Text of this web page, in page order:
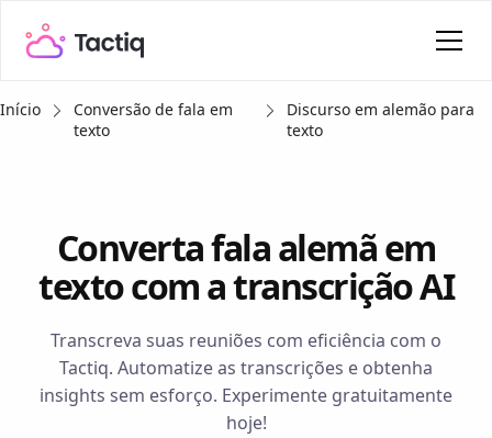
Início
Conversão de fala em
texto
Discurso em alemão para
texto
Converta fala alemã em
texto com a transcrição AI
Transcreva suas reuniões com eficiência com o
Tactiq. Automatize as transcrições e obtenha
insights sem esforço. Experimente gratuitamente
hoje!